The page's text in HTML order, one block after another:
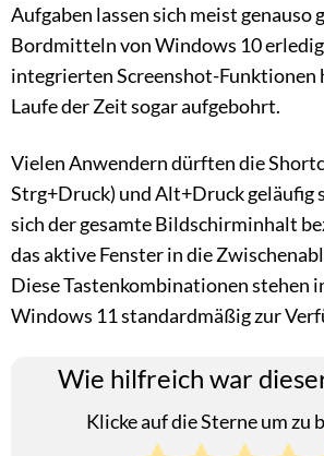
Aufgaben lassen sich meist genauso
Bordmitteln von Windows 10
integrierten Screenshot-
Laufe der Zeit sogar aufgebohrt.
Vielen Anwendern dürften die
Strg+Druck) und Alt+Druck geläufig
sich der gesamte Bildschirminhalt
das aktive Fenster in die
Diese Tastenkombinationen stehen
Windows 11 standardmäßig zur
Wie hilfreich war
Klicke auf die Sterne um zu